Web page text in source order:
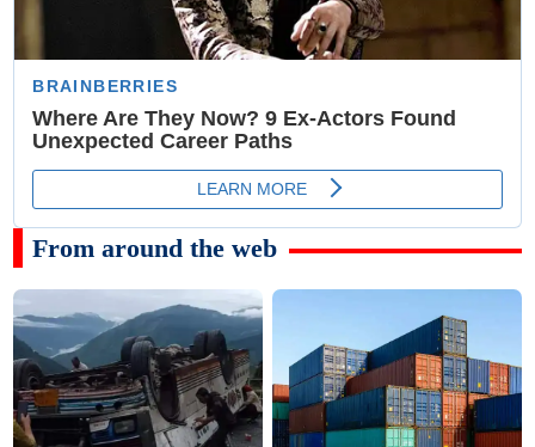
From around the web